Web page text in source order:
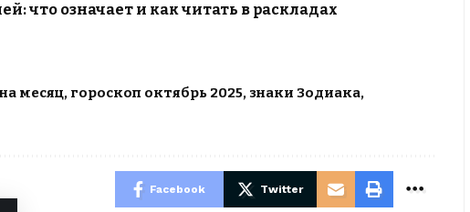
что означает и как читать в раскладах
месяц, гороскоп октябрь 2025, знаки Зодиака,
Facebook Twitter